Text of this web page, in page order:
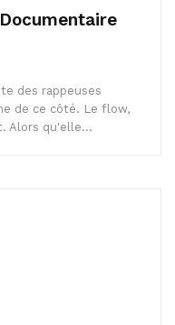
des rappeuses
de ce côté. Le flow,
Alors qu'elle…